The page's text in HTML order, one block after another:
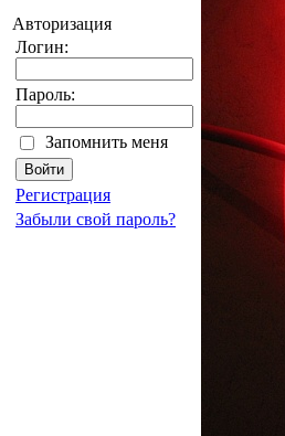
Авторизация
Логин:
Пароль:
Запомнить меня
Регистрация
Забыли свой пароль?